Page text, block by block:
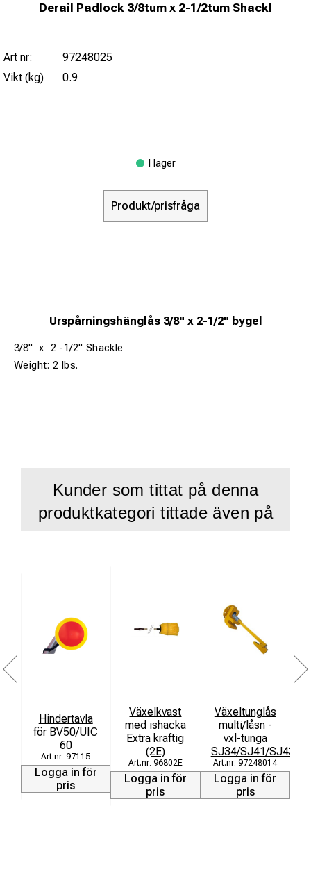
Derail Padlock 3/8tum x 2-1/2tum Shackl
Art nr:
97248025
Vikt (kg)
0.9
I lager
Produkt/prisfråga
Urspårningshänglås 3/8" x 2-1/2" bygel
3/8" x 2 -1/2" Shackle
Weight: 2 lbs.
Kunder som tittat på denna
produktkategori tittade även på
Hindertavla
för BV50/UIC
60
97115
Logga in för
pris
Växelkvast
med ishacka
Extra kraftig
(2E)
96802E
Logga in för
pris
Växeltunglås
multi/låsn -
vxl-tunga
SJ34/SJ41/SJ43/
97248014
Logga in för
pris